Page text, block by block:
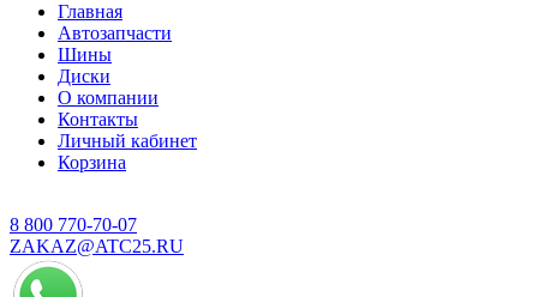
Главная
Автозапчасти
Шины
Диски
О компании
Контакты
Личный кабинет
Корзина
8 800 770-70-07
ZAKAZ@ATC25.RU